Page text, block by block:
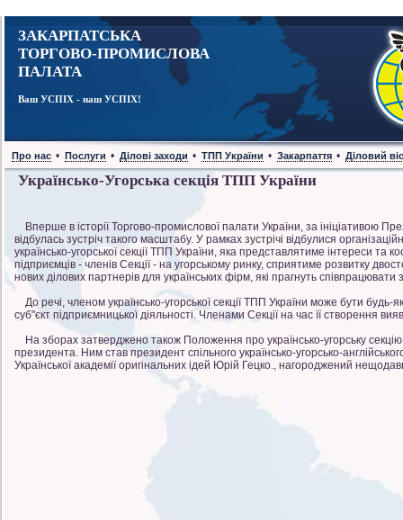
ЗАКАРПАТСЬКА
ТОРГОВО-ПРОМИСЛОВА
ПАЛАТА
Ваш УСПІХ - наш УСПІХ!
Про нас • Послуги • Ділові заходи • ТПП України • Закарпаття • Діловий
Українсько-Угорська секція ТПП України
Вперше в історії Торгово-промислової палати України, за ініціативою
відбулась зустріч такого масштабу. У рамках зустрічі відбулися
українсько-угорської секції ТПП України, яка представлятиме інтереси та
підприємців - членів Секції - на угорському ринку, сприятиме розвитку
нових ділових партнерів для українських фірм, які прагнуть
До речі, членом українсько-угорської секції ТПП України може бути
суб"єкт підприємницької діяльності. Членами Секції на час її створення
На зборах затверджено також Положення про українсько-угорську секцію
президента. Ним став президент спільного українсько-угорсько-
Української академії оригінальних ідей Юрій Гецко., нагороджений